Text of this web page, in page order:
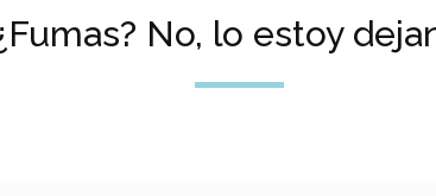
No, lo estoy